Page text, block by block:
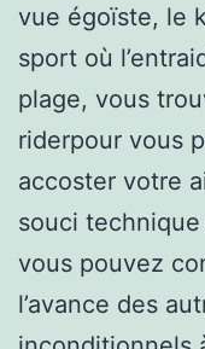
vue égoïste, le
sport où
plage, vous
riderpour vous
accoster votre
souci
vous pouvez
l’avance des